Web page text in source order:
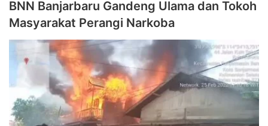
BNN Banjarbaru Gandeng Ulama dan Tokoh
Masyarakat Perangi Narkoba